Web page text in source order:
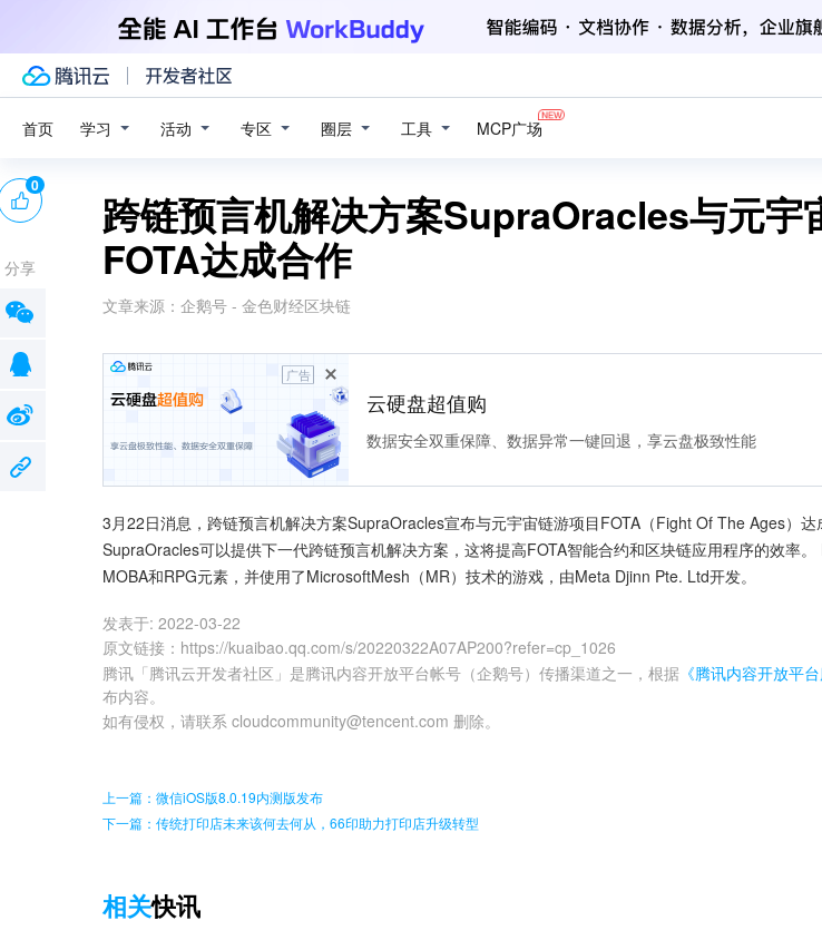
首页 学习 活动 专区 圈层 工具 MCP广场
跨链预言机解决方案SupraOracles与元宇
FOTA达成合作
文章来源： 企鹅号 - 金色财经区块链
广告
云硬盘超值购
数据安全双重保障、数据异常一键回退，享云盘极致性能
3月22日消息，跨链预言机解决方案SupraOracles宣布与元宇宙链游项目FOTA（Fight Of The Ages）达
SupraOracles可以提供下一代跨链预言机解决方案，这将提高FOTA智能合约和区块链应用程序的效率。
MOBA和RPG元素，并使用了MicrosoftMesh（MR）技术的游戏，由Meta Djinn Pte. Ltd开发。
发表于: 2022-03-22
原文链接 ： https://kuaibao.qq.com/s/20220322A07AP200?refer=cp_1026
腾讯「腾讯云开发者社区」是腾讯内容开放平台帐号（企鹅号）传播渠道之一，根据 《腾讯内容开放平
布内容。
如有侵权，请联系 cloudcommunity@tencent.com 删除。
0
分享
上一篇：微信iOS版8.0.19内测版发布
下一篇：传统打印店未来该何去何从，66印助力打印店升级转型
相关快讯